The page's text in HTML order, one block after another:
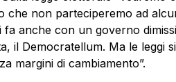
che non parteciperemo ad
fa anche con un governo
il Democratellum. Ma le leggi
margini di cambiamento”.